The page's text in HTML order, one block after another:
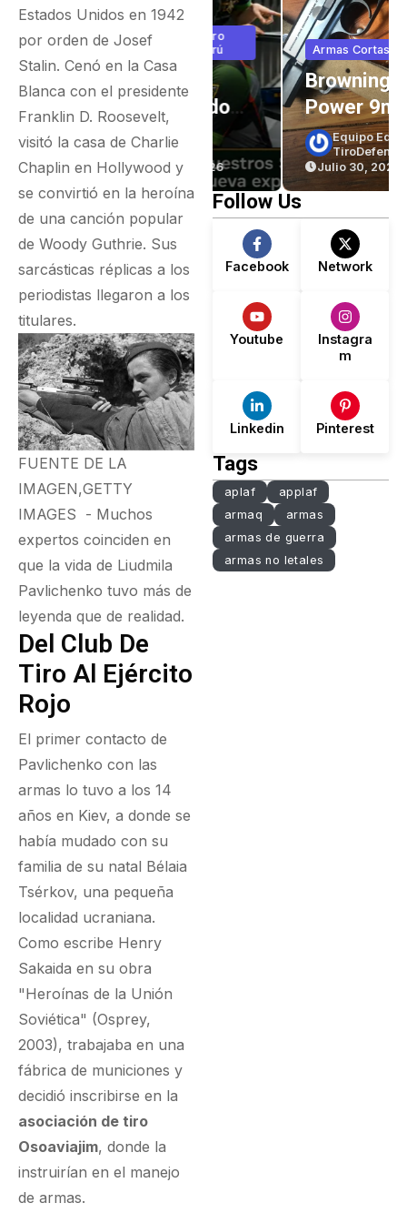
Estados Unidos en 1942
por orden de Josef
Stalin. Cenó en la Casa
Blanca con el presidente
Franklin D. Roosevelt,
visitó la casa de Charlie
Chaplin en Hollywood y
se convirtió en la heroína
de una canción popular
de Woody Guthrie. Sus
sarcásticas réplicas a los
periodistas llegaron a los
titulares.
FUENTE DE LA
IMAGEN,GETTY
IMAGES - Muchos
expertos coinciden en
que la vida de Liudmila
Pavlichenko tuvo más de
leyenda que de realidad.
Del Club De
Tiro Al Ejército
Rojo
El primer contacto de
Pavlichenko con las
armas lo tuvo a los 14
años en Kiev, a donde se
había mudado con su
familia de su natal Bélaia
Tsérkov, una pequeña
localidad ucraniana.
Como escribe Henry
Sakaida en su obra
"Heroínas de la Unión
Soviética" (Osprey,
2003), trabajaba en una
fábrica de municiones y
decidió inscribirse en la
asociación de tiro
Osoaviajim, donde la
instruirían en el manejo
de armas.
Noticias En Tiro
Defensivo Perú
Estamos
Renovando
Servidores
Para Brindar
Una Nueva
Experiencia
CZ99
Julio 26, 2026
Armas Cortas
Browning Hi
Power 9mm
(parte 1)
Equipo Editorial
TiroDefensivoPeru
Julio 30, 2026
Follow Us
Facebook Network
Youtube
Instagra
m
Linkedin Pinterest
Tags
aplaf
applaf
armaq
armas
armas de guerra
armas no letales